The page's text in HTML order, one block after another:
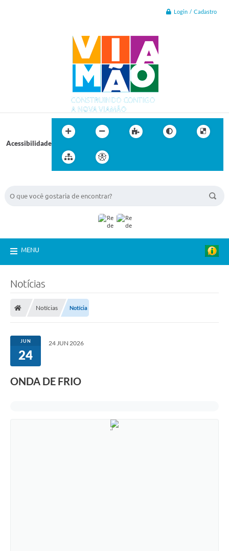
Login / Cadastro
Acessibilidade
MENU
Notícias
Notícias Notícia
JUN
24
24 JUN 2026
ONDA DE FRIO